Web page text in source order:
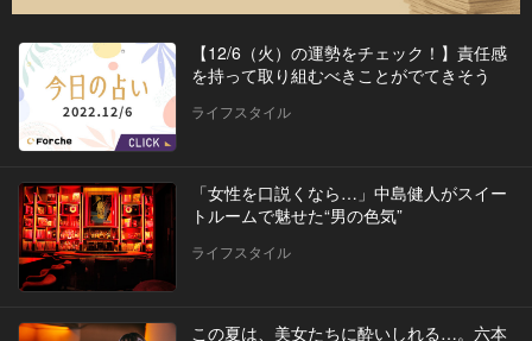
【12/6（火）の運勢をチェック！】責任感
を持って取り組むべきことがでてきそう
ライフスタイル
「女性を口説くなら…」中島健人がスイー
トルームで魅せた“男の色気”
ライフスタイル
この夏は、美女たちに酔いしれる…。六本